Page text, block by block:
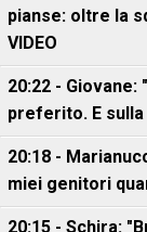
pianse: oltre la
VIDEO
20:22 -
preferito. E sulla
20:18 -
miei genitori
20:15 - Schira: